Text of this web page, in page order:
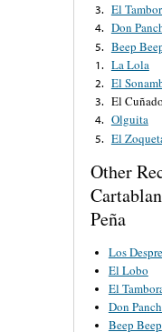
3. El
4. Don
5. Beep
1. La Lola
2. El
3. El Cuñado
4. Olguita
5. El
Other
Peña
Los
El Lobo
El
Don
Beep Beep